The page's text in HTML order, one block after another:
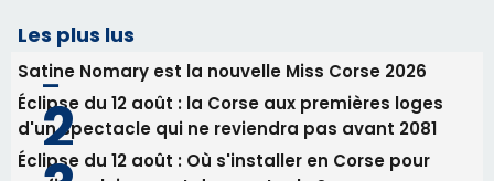
face à une nouvelle escroquerie au faux vendeur de
vin
Newsletter